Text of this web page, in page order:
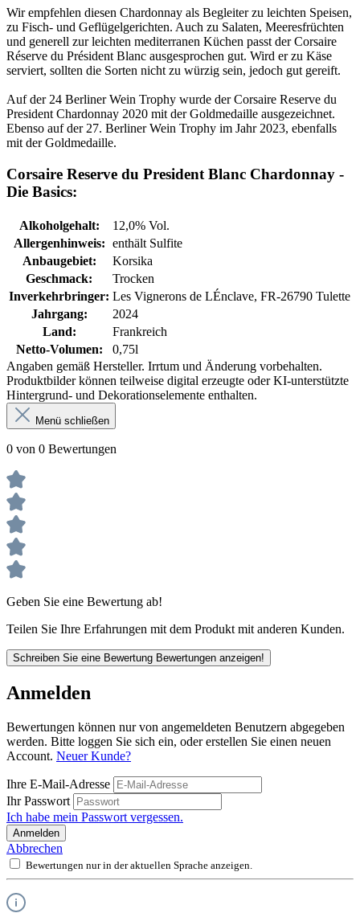
Wir empfehlen diesen Chardonnay als Begleiter zu leichten Speisen,
zu Fisch- und Geflügelgerichten. Auch zu Salaten, Meeresfrüchten
und generell zur leichten mediterranen Küchen passt der Corsaire
Réserve du Président Blanc ausgesprochen gut. Wird er zu Käse
serviert, sollten die Sorten nicht zu würzig sein, jedoch gut gereift.
Auf der 24 Berliner Wein Trophy wurde der Corsaire Reserve du
President Chardonnay 2020 mit der Goldmedaille ausgezeichnet.
Ebenso auf der 27. Berliner Wein Trophy im Jahr 2023, ebenfalls
mit der Goldmedaille.
Corsaire Reserve du President Blanc Chardonnay -
Die Basics:
Alkoholgehalt:
12,0% Vol.
Allergenhinweis: enthält Sulfite
Anbaugebiet:
Korsika
Geschmack:
Trocken
Inverkehrbringer: Les Vignerons de LÉnclave, FR-26790 Tulette
Jahrgang:
2024
Land:
Frankreich
Netto-Volumen:
0,75l
Angaben gemäß Hersteller. Irrtum und Änderung vorbehalten.
Produktbilder können teilweise digital erzeugte oder KI-unterstützte
Hintergrund- und Dekorationselemente enthalten.
Menü schließen
0 von 0 Bewertungen
Geben Sie eine Bewertung ab!
Teilen Sie Ihre Erfahrungen mit dem Produkt mit anderen Kunden.
Schreiben Sie eine Bewertung Bewertungen anzeigen!
Anmelden
Bewertungen können nur von angemeldeten Benutzern abgegeben
werden. Bitte loggen Sie sich ein, oder erstellen Sie einen neuen
Account. Neuer Kunde?
Ihre E-Mail-Adresse
Ihr Passwort
Ich habe mein Passwort vergessen.
Anmelden
Abbrechen
Bewertungen nur in der aktuellen Sprache anzeigen.